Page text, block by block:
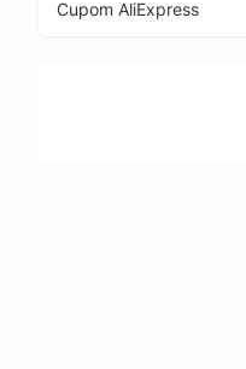
Cupom AliExpress